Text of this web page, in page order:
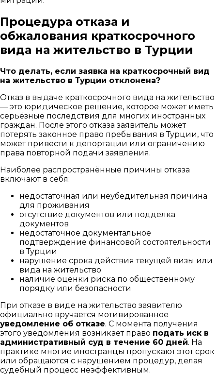
Процедура отказа и
обжалования краткосрочного
вида на жительство в Турции
Что делать, если заявка на краткосрочный вид
на жительство в Турции отклонена?
Отказ в выдаче краткосрочного вида на жительство
— это юридическое решение, которое может иметь
серьёзные последствия для многих иностранных
граждан. После этого отказа заявитель может
потерять законное право пребывания в Турции, что
может привести к депортации или ограничению
права повторной подачи заявления.
Наиболее распространённые причины отказа
включают в себя:
недостаточная или неубедительная причина
для проживания
отсутствие документов или подделка
документов
недостаточное документальное
подтверждение финансовой состоятельности
в Турции
нарушение срока действия текущей визы или
вида на жительство
наличие оценки риска по общественному
порядку или безопасности
При отказе в виде на жительство заявителю
официально вручается мотивированное
уведомление об отказе. С момента получения
этого уведомления возникает право подать иск в
административный суд в течение 60 дней. На
практике многие иностранцы пропускают этот срок
или обращаются с нарушением процедур, делая
судебный процесс неэффективным.